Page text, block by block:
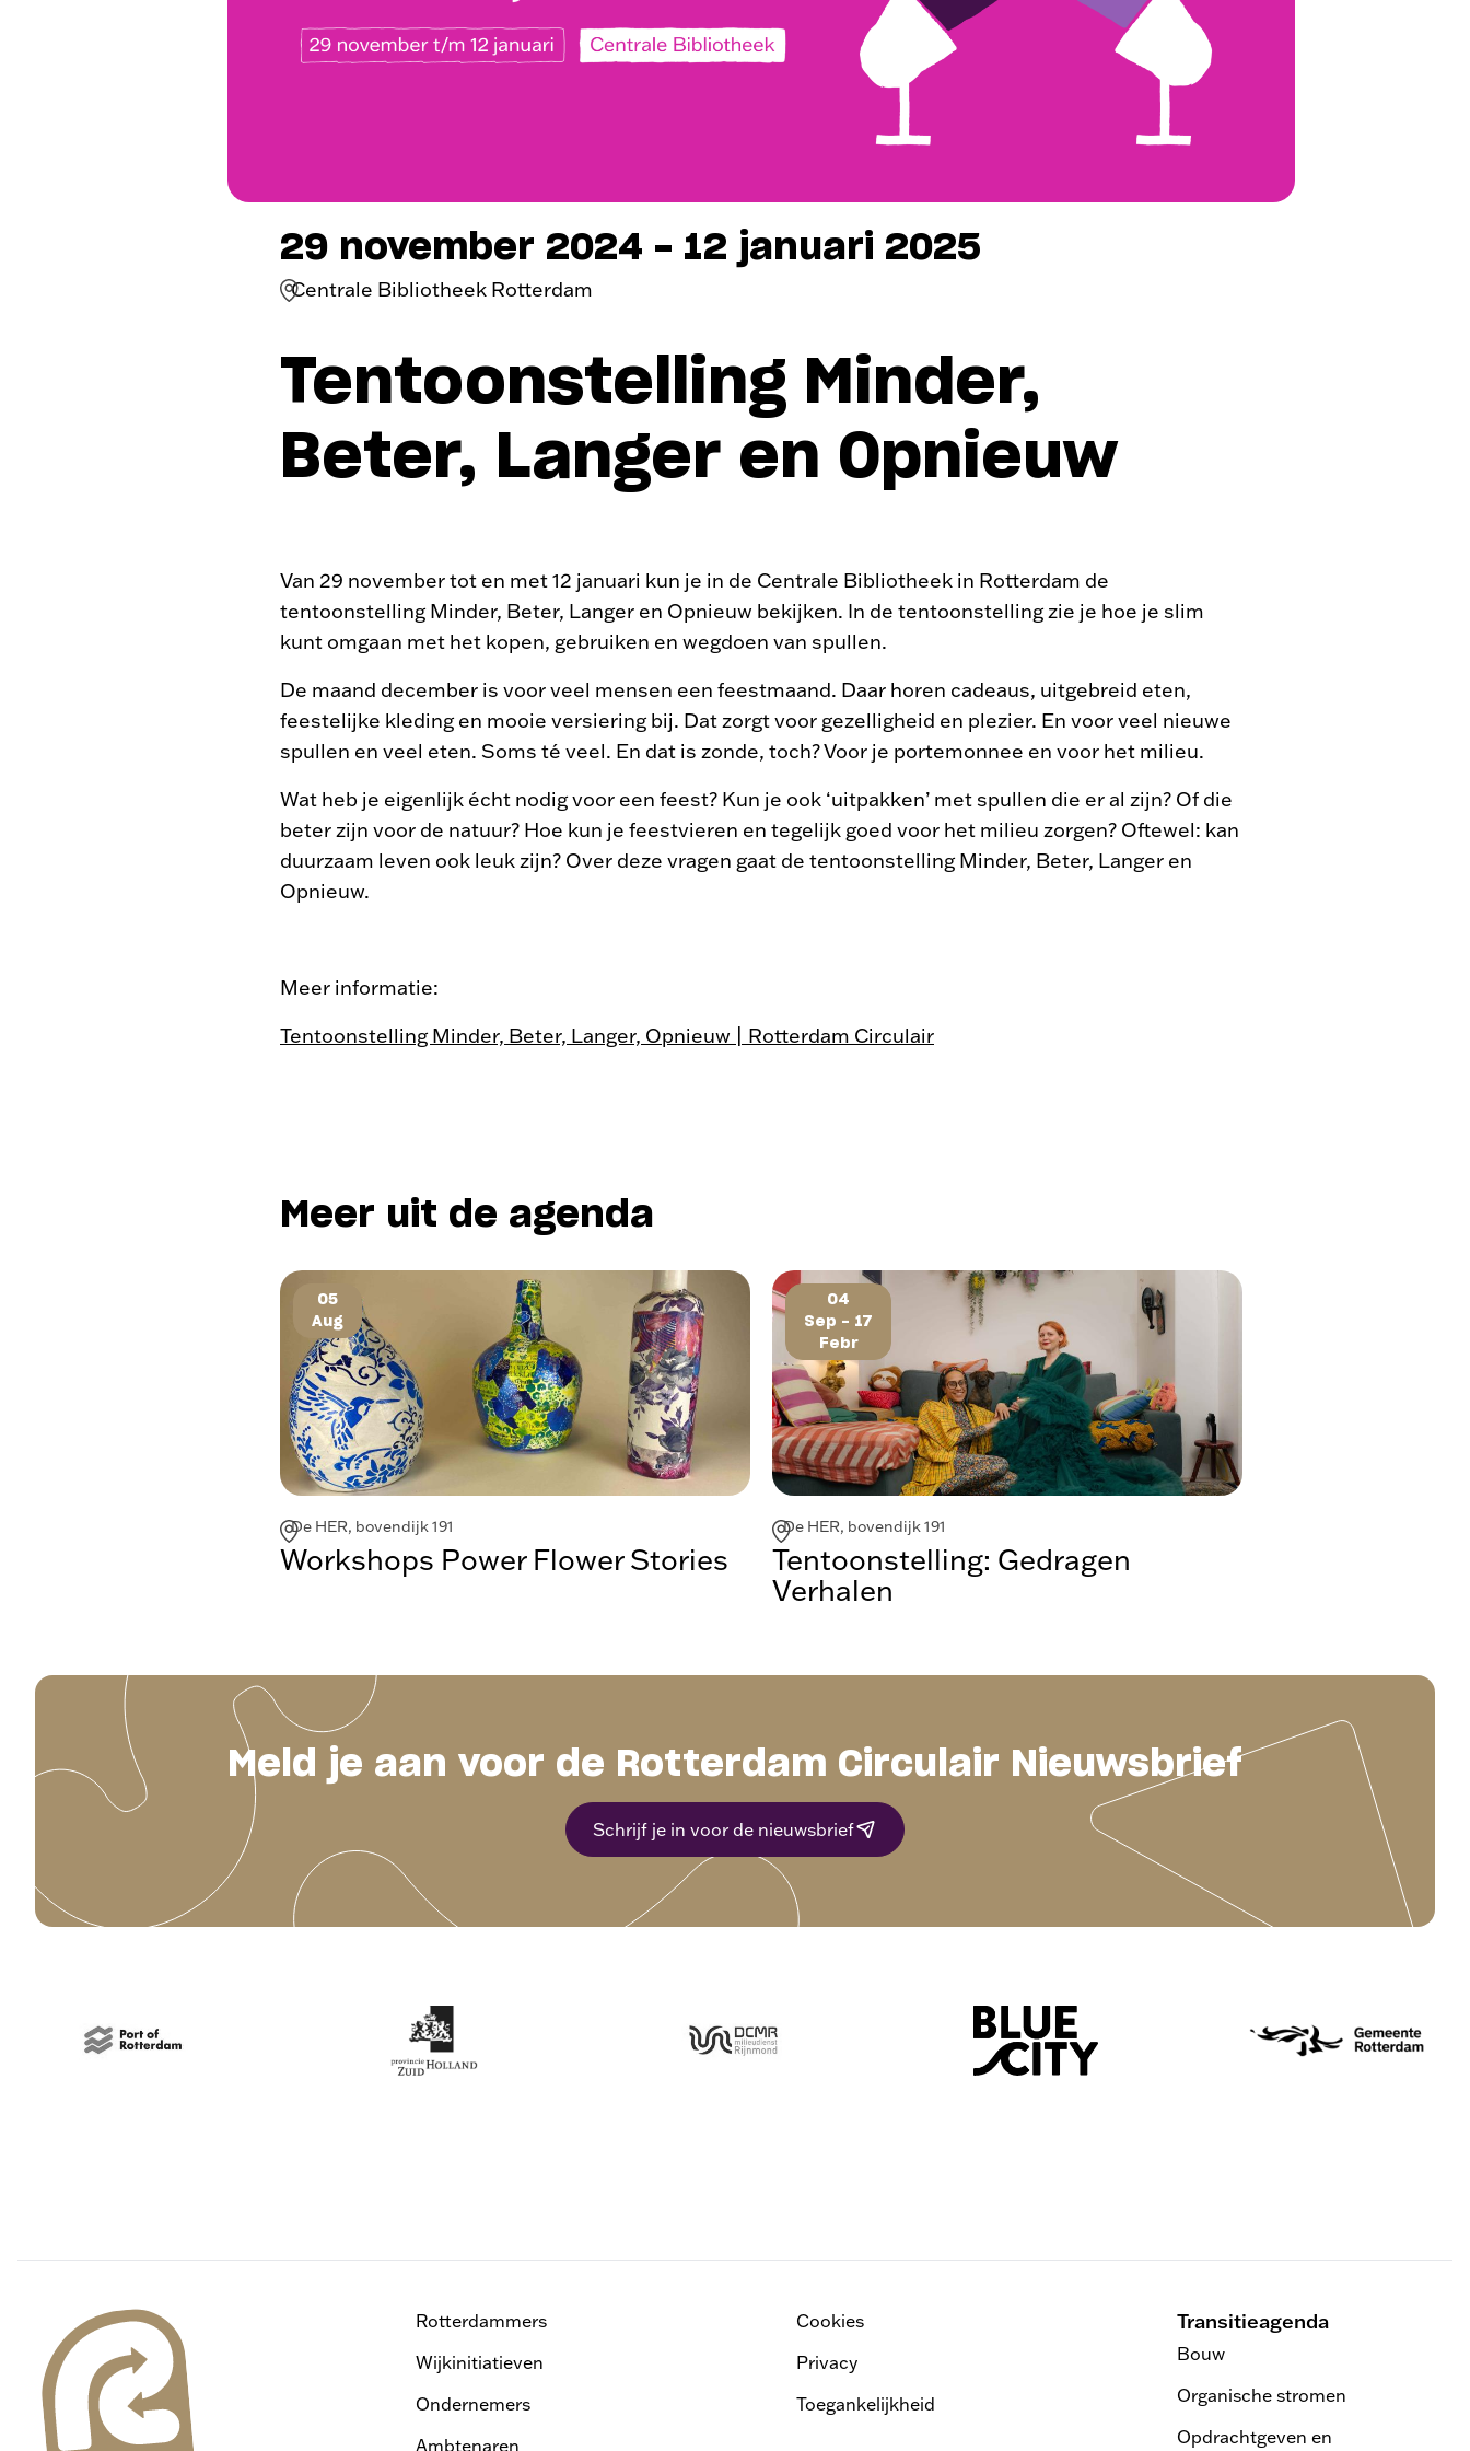
29 november 2024 - 12 januari 2025
Centrale Bibliotheek Rotterdam
Tentoonstelling Minder,
Beter, Langer en Opnieuw
Van 29 november tot en met 12 januari kun je in de Centrale Bibliotheek in Rotterdam de
tentoonstelling Minder, Beter, Langer en Opnieuw bekijken. In de tentoonstelling zie je hoe je slim
kunt omgaan met het kopen, gebruiken en wegdoen van spullen.
De maand december is voor veel mensen een feestmaand. Daar horen cadeaus, uitgebreid eten,
feestelijke kleding en mooie versiering bij. Dat zorgt voor gezelligheid en plezier. En voor veel nieuwe
spullen en veel eten. Soms té veel. En dat is zonde, toch? Voor je portemonnee en voor het milieu.
Wat heb je eigenlijk écht nodig voor een feest? Kun je ook ‘uitpakken’ met spullen die er al zijn? Of die
beter zijn voor de natuur? Hoe kun je feestvieren en tegelijk goed voor het milieu zorgen? Oftewel: kan
duurzaam leven ook leuk zijn? Over deze vragen gaat de tentoonstelling Minder, Beter, Langer en
Opnieuw.
Meer informatie:
Tentoonstelling Minder, Beter, Langer, Opnieuw | Rotterdam Circulair
Meer uit de agenda
05
Aug
De HER, bovendijk 191
Workshops Power Flower Stories
04
Sep - 17
Febr
De HER, bovendijk 191
Tentoonstelling: Gedragen
Verhalen
Meld je aan voor de Rotterdam Circulair Nieuwsbrief
Schrijf je in voor de nieuwsbrief
Rotterdammers
Wijkinitiatieven
Ondernemers
Ambtenaren
Cookies
Privacy
Toegankelijkheid
Transitieagenda
Bouw
Organische stromen
Opdrachtgeven en